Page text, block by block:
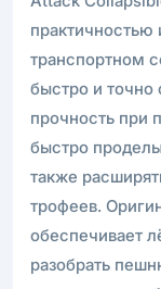
транспортном
быстро и точно
прочность при
быстро
также
трофеев.
обеспечивает
разобрать